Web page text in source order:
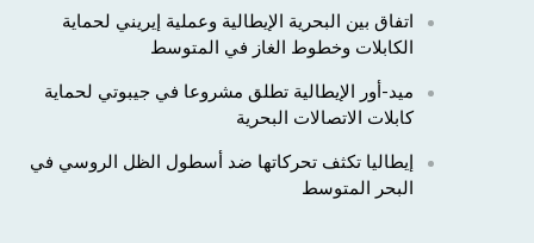
اتفاق بين البحرية الإيطالية وعملية إيريني لحماية
الكابلات وخطوط الغاز في المتوسط
ميد-أور الإيطالية تطلق مشروعا في جيبوتي لحماية
كابلات الاتصالات البحرية
إيطاليا تكثف تحركاتها ضد أسطول الظل الروسي في
البحر المتوسط